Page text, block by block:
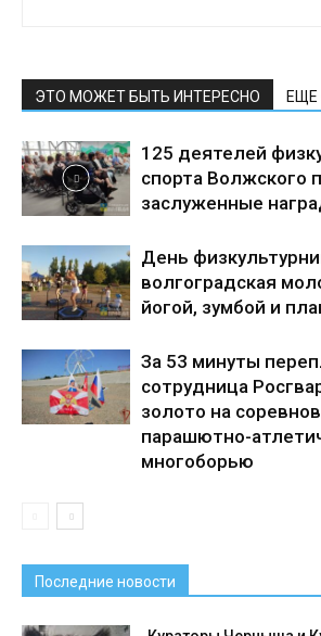
ЭТО МОЖЕТ БЫТЬ ИНТЕРЕСНО ЕЩЕ
125 деятелей
спорта Волжского
заслуженные
День
волгоградская
йогой, зумбой и
За 53 минуты
сотрудница
золото на
парашютно-
многоборью
Последние новости